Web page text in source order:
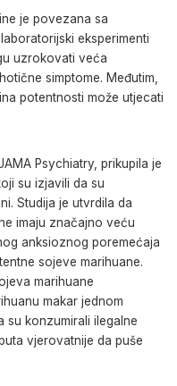
je povezana sa
eksperimenti
uzrokovati veća
simptome. Međutim,
potentnosti može utjecati
Psychiatry, prikupila je
su izjavili da su
Studija je utvrdila da
imaju značajno veću
anksioznog poremećaja
sojeve marihuane.
marihuane
makar jednom
su konzumirali ilegalne
vjerovatnije da puše